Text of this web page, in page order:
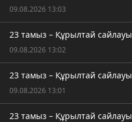
09.08.2026 13:03
23 тамыз – Құрылтай сайлауы
09.08.2026 13:02
23 тамыз – Құрылтай сайлауы
09.08.2026 13:01
23 тамыз – Құрылтай сайлауы